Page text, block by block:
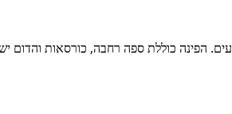
הפינה כוללת ספה רחבה, כורסאות